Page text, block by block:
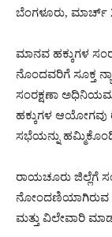
ಬೆಂಗಳೂರು, ಮಾರ್ಚ್
ಮಾನವ ಹಕ್ಕುಗಳ
ನೊಂದವರಿಗೆ ಸೂಕ್ತ
ಸಂರಕ್ಷಣಾ
ಹಕ್ಕುಗಳ ಆಯೋಗವು
ಸಭೆಯನ್ನು
ರಾಯಚೂರು ಜಿಲ್ಲೆಗೆ
ನೋಂದಣಿಯಾಗಿರುವ
ಮತ್ತು ವಿಲೇವಾರಿ